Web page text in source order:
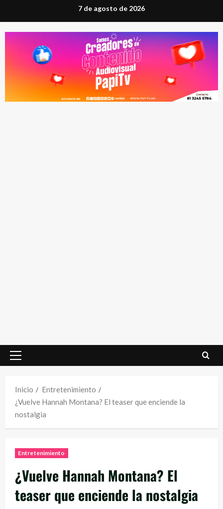
al
contenido
7 de agosto de 2026
Menú
Inicio
Entretenimiento
¿Vuelve Hannah Montana? El teaser que enciende la
nostalgia
Entretenimiento
¿Vuelve Hannah Montana? El
teaser que enciende la nostalgia